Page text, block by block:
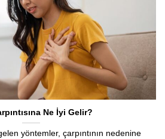
Ne İyi Gelir?
yöntemler, çarpıntının nedenine